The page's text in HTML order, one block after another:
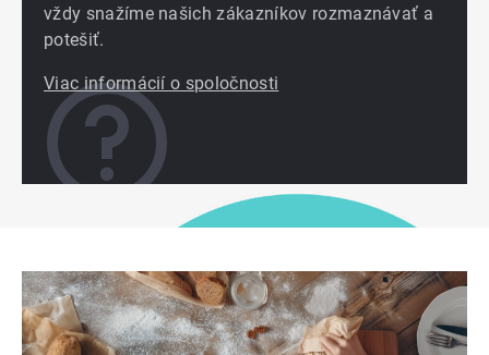
vždy snažíme našich zákazníkov rozmaznávať a
potešiť.
Viac informácií o spoločnosti